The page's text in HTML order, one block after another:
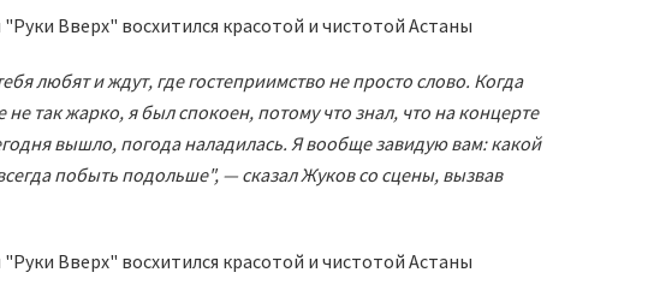
любят и ждут, где гостеприимство не просто слово. Когда
так жарко, я был спокоен, потому что знал, что на концерте
вышло, погода наладилась. Я вообще завидую вам: какой
побыть подольше", — сказал Жуков со сцены, вызвав